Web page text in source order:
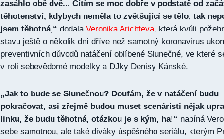
zasáhlo obě dvě... Cítím se moc dobře v podstatě od
těhotenství, kdybych neměla to zvětšující se tělo, tak
jsem těhotná,“ dodala Veronika Arichteva, která kvůli
stavu ještě o několik dní dříve než samotný koronavirus
preventivních důvodů natáčení oblíbené Slunečné, ve které
v roli sebevědomé modelky a DJky Denisy Kánské.
„Jak to bude se Slunečnou? Doufám, že v natáčení budu
pokračovat, asi zřejmě budou muset scenáristi nějak
linku, že budu těhotná, otázkou je s kým, ha!“ napíná
sebe samotnou, ale také diváky úspěšného seriálu, kterým